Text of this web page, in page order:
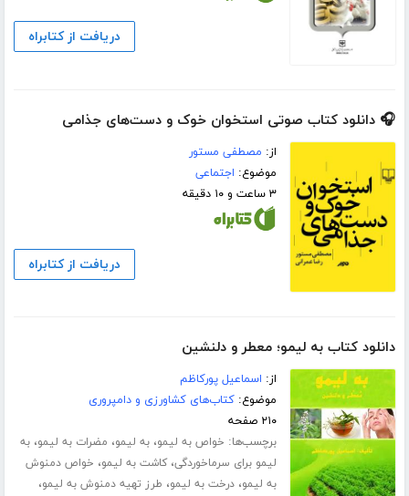
دریافت از کتابراه
🎧 دانلود کتاب صوتی استخوان خوک و دست‌های جذامی
از: مصطفی مستور
موضوع: اجتماعی
۳ ساعت و ۱۰ دقیقه
دریافت از کتابراه
دانلود کتاب به لیمو؛ معطر و دلنشین
از: اسماعیل پورکاظم
موضوع:کتاب‌های کشاورزی و دامپروری
۲۱۰ صفحه
برچسب‌ها: خواص به لیمو،به لیمو، مضرات به لیمو،به
لیمو برای سرماخوردگی،کاشت به لیمو، خواص دمنوش
به لیمو،درخت به لیمو، طرز تهیه دمنوش به لیمو،